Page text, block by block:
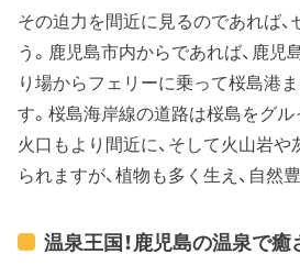
その迫力を間近に見るのであれば、
う。鹿児島市内からであれば、鹿
り場からフェリーに乗って桜島港
す。桜島海岸線の道路は桜島をグ
火口もより間近に、そして火山岩
られますが、植物も多く生え、自然
温泉王国！鹿児島の温泉で癒